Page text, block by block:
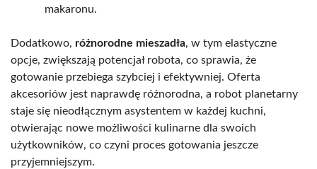
makaronu.
Dodatkowo, różnorodne mieszadła, w tym elastyczne
opcje, zwiększają potencjał robota, co sprawia, że
gotowanie przebiega szybciej i efektywniej. Oferta
akcesoriów jest naprawdę różnorodna, a robot planetarny
staje się nieodłącznym asystentem w każdej kuchni,
otwierając nowe możliwości kulinarne dla swoich
użytkowników, co czyni proces gotowania jeszcze
przyjemniejszym.